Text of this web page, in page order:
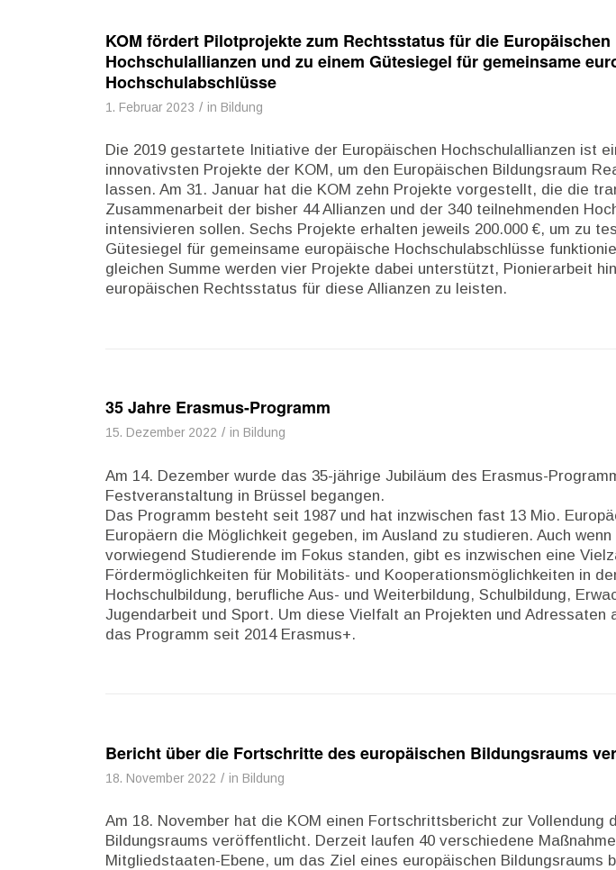
KOM fördert Pilotprojekte zum Rechtsstatus für die Europäischen
Hochschulallianzen und zu einem Gütesiegel für gemeinsame
Hochschulabschlüsse
1. Februar 2023 / in Bildung
Die 2019 gestartete Initiative der Europäischen Hochschulallianzen ist
innovativsten Projekte der KOM, um den Europäischen Bildungsraum
lassen. Am 31. Januar hat die KOM zehn Projekte vorgestellt, die die
Zusammenarbeit der bisher 44 Allianzen und der 340 teilnehmenden
intensivieren sollen. Sechs Projekte erhalten jeweils 200.000 €, um zu
Gütesiegel für gemeinsame europäische Hochschulabschlüsse
gleichen Summe werden vier Projekte dabei unterstützt, Pionierarbeit
europäischen Rechtsstatus für diese Allianzen zu leisten.
35 Jahre Erasmus-Programm
15. Dezember 2022 / in Bildung
Am 14. Dezember wurde das 35-jährige Jubiläum des Erasmus-
Festveranstaltung in Brüssel begangen.
Das Programm besteht seit 1987 und hat inzwischen fast 13 Mio.
Europäern die Möglichkeit gegeben, im Ausland zu studieren. Auch wenn
vorwiegend Studierende im Fokus standen, gibt es inzwischen eine
Fördermöglichkeiten für Mobilitäts- und Kooperationsmöglichkeiten in
Hochschulbildung, berufliche Aus- und Weiterbildung, Schulbildung,
Jugendarbeit und Sport. Um diese Vielfalt an Projekten und Adressaten
das Programm seit 2014 Erasmus+.
Bericht über die Fortschritte des europäischen Bildungsraums
18. November 2022 / in Bildung
Am 18. November hat die KOM einen Fortschrittsbericht zur Vollendung
Bildungsraums veröffentlicht. Derzeit laufen 40 verschiedene
Mitgliedstaaten-Ebene, um das Ziel eines europäischen Bildungsraums